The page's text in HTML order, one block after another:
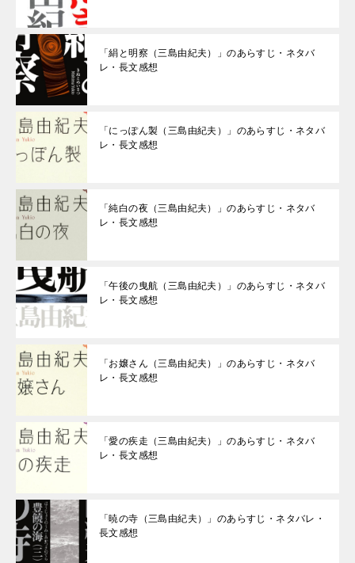
「絹と明察（三島由紀夫）」のあらすじ・ネタバ
レ・長文感想
「にっぽん製（三島由紀夫）」のあらすじ・ネタバ
レ・長文感想
「純白の夜（三島由紀夫）」のあらすじ・ネタバ
レ・長文感想
「午後の曳航（三島由紀夫）」のあらすじ・ネタバ
レ・長文感想
「お嬢さん（三島由紀夫）」のあらすじ・ネタバ
レ・長文感想
「愛の疾走（三島由紀夫）」のあらすじ・ネタバ
レ・長文感想
「暁の寺（三島由紀夫）」のあらすじ・ネタバレ・
長文感想